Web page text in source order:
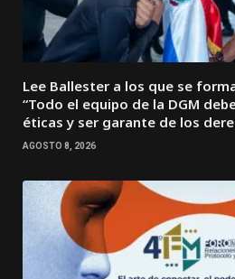
Lee Ballester a los que se
“Todo el equipo de la DGM
éticas y ser garante de los
AGOSTO 8, 2026